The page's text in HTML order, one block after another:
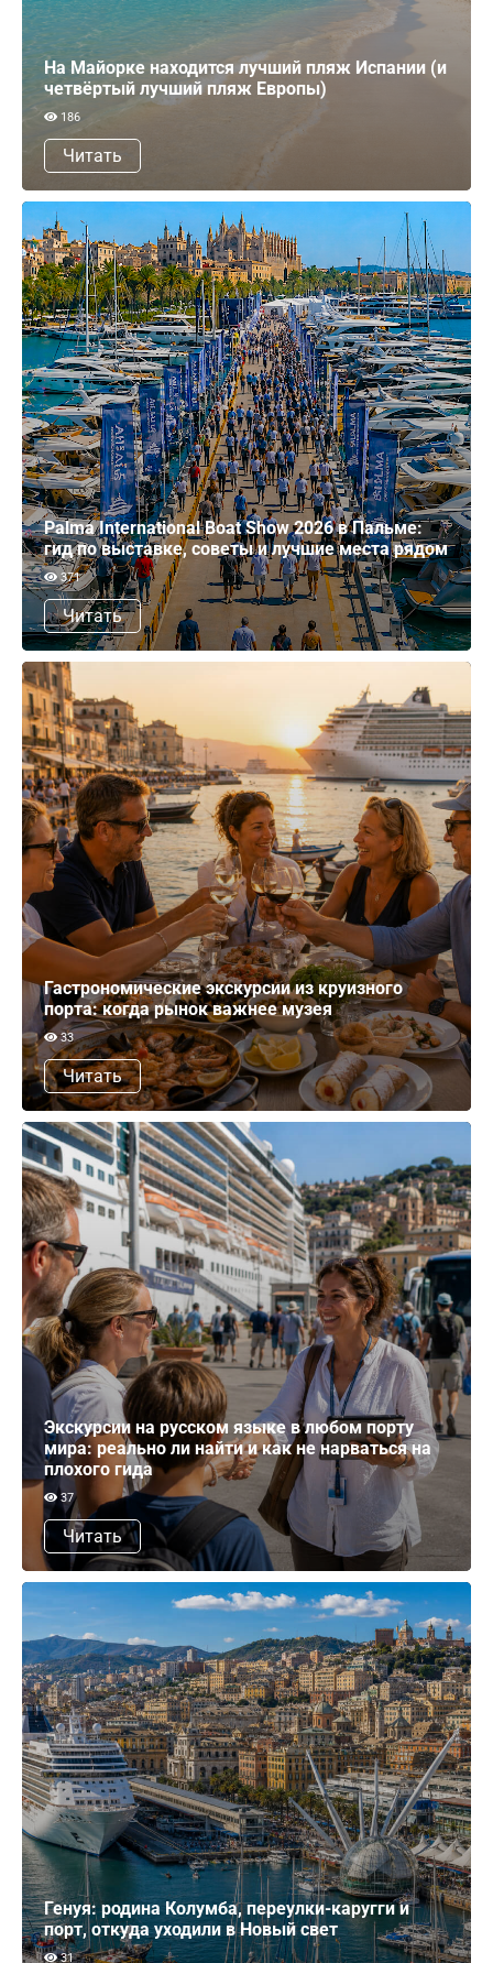
На Майорке находится лучший пляж Испании (и
четвёртый лучший пляж Европы)
186
Читать
Palma International Boat Show 2026 в Пальме:
гид по выставке, советы и лучшие места рядом
371
Читать
Гастрономические экскурсии из круизного
порта: когда рынок важнее музея
33
Читать
Экскурсии на русском языке в любом порту
мира: реально ли найти и как не нарваться на
плохого гида
37
Читать
Генуя: родина Колумба, переулки-каругги и
порт, откуда уходили в Новый свет
31